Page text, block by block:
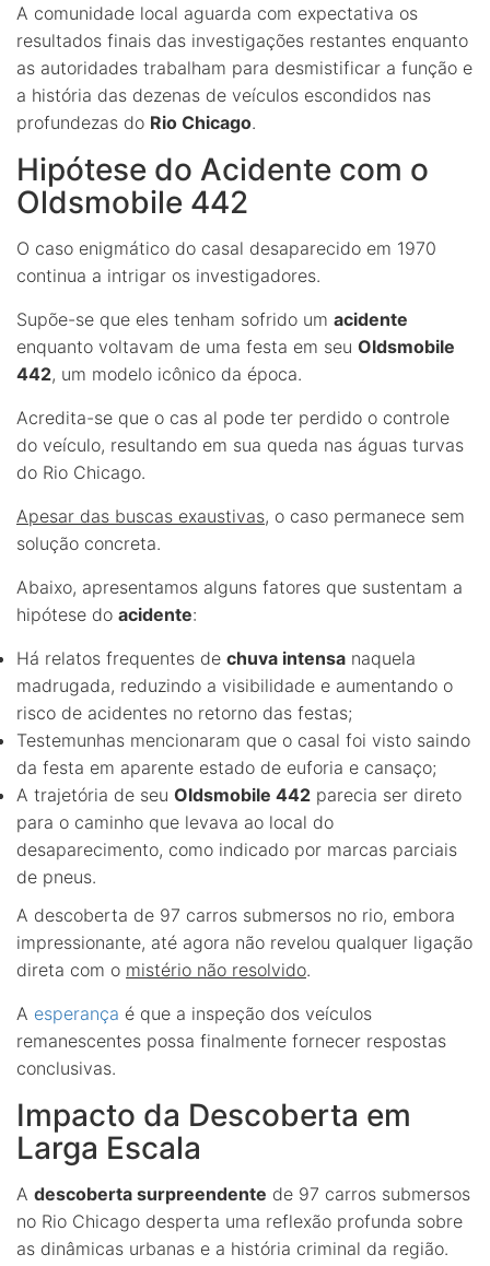
A comunidade local aguarda com expectativa os
resultados finais das investigações restantes enquanto
as autoridades trabalham para desmistificar a função e
a história das dezenas de veículos escondidos nas
profundezas do Rio Chicago.
Hipótese do Acidente com o
Oldsmobile 442
O caso enigmático do casal desaparecido em 1970
continua a intrigar os investigadores.
Supõe-se que eles tenham sofrido um acidente
enquanto voltavam de uma festa em seu Oldsmobile
442, um modelo icônico da época.
Acredita-se que o cas al pode ter perdido o controle
do veículo, resultando em sua queda nas águas turvas
do Rio Chicago.
Apesar das buscas exaustivas, o caso permanece sem
solução concreta.
Abaixo, apresentamos alguns fatores que sustentam a
hipótese do acidente:
Há relatos frequentes de chuva intensa naquela
madrugada, reduzindo a visibilidade e aumentando o
risco de acidentes no retorno das festas;
Testemunhas mencionaram que o casal foi visto saindo
da festa em aparente estado de euforia e cansaço;
A trajetória de seu Oldsmobile 442 parecia ser direto
para o caminho que levava ao local do
desaparecimento, como indicado por marcas parciais
de pneus.
A descoberta de 97 carros submersos no rio, embora
impressionante, até agora não revelou qualquer ligação
direta com o mistério não resolvido.
A esperança é que a inspeção dos veículos
remanescentes possa finalmente fornecer respostas
conclusivas.
Impacto da Descoberta em
Larga Escala
A descoberta surpreendente de 97 carros submersos
no Rio Chicago desperta uma reflexão profunda sobre
as dinâmicas urbanas e a história criminal da região.